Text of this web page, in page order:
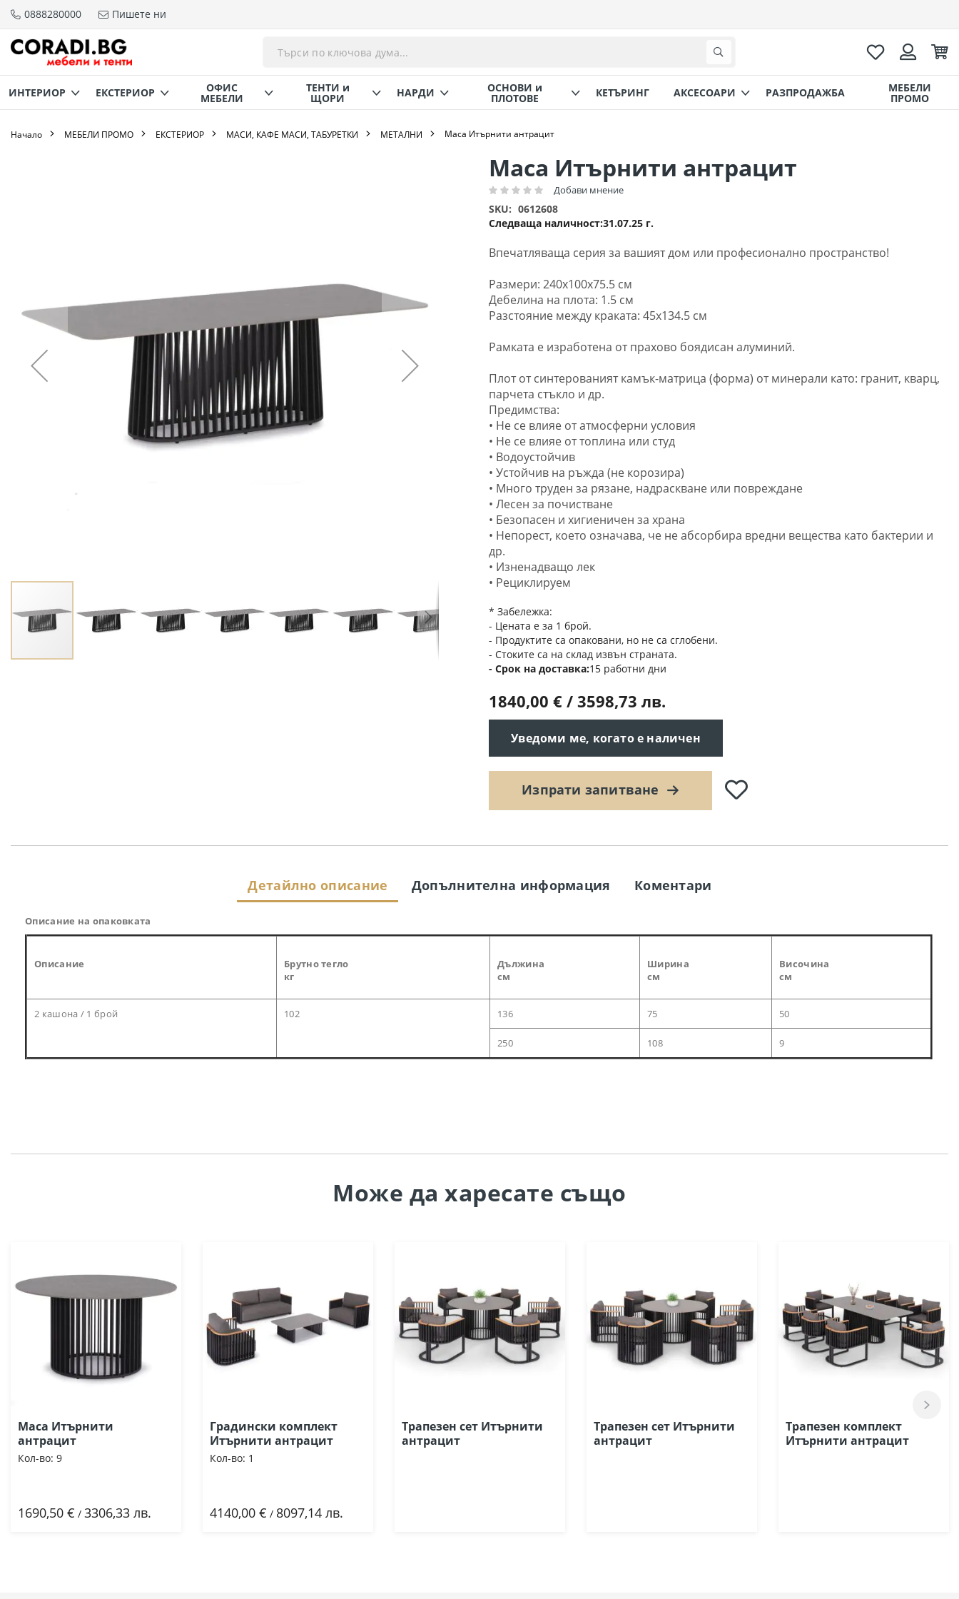
Прескачане
съдържанието
0888280000 Пишете ни
Любими
ИНТЕРИОР ЕКСТЕРИОР ОФИС
МЕБЕЛИ
ТЕНТИ и
ЩОРИ НАРДИ ОСНОВИ и
ПЛОТОВЕ КЕТЪРИНГ AКСЕСОАРИ РАЗПРОДАЖБА МЕБЕЛИ
ПРОМО
Начало МЕБЕЛИ ПРОМО ЕКСТЕРИОР МАСИ, КАФЕ МАСИ, ТАБУРЕТКИ МЕТАЛНИ Маса Итърнити антрацит
Маса Итърнити антрацит
Рейтинг: Добави мнение
SKU
0612608
Следваща наличност 31.07.25 г.
Впечатляваща серия за вашият дом или професионално пространство!
Размери:240x100x75.5 см
Дебелина на плота: 1.5 см
Разстояние между краката: 45x134.5 см
Рамката е изработена от прахово боядисан алуминий.
Плот от синтерованият камък-матрица (форма) от минерали като: гранит, кварц,
парчета стъкло и др.
Предимства:
• Не се влияе от атмосферни условия
• Не се влияе от топлина или студ
• Водоустойчив
• Устойчив на ръжда (не корозира)
• Много труден за рязане, надраскване или повреждане
• Лесен за почистване
• Безопасен и хигиеничен за храна
• Непорест, което означава, че не абсорбира вредни вещества като бактерии и
др.
• Изненадващо лек
• Рециклируем
* Забележка:
- Цената е за 1 брой.
- Продуктите са опаковани, но не са сглобени.
- Стоките са на склад извън страната.
Срок на доставка 15 работни дни
1840,00 € / 3598,73 лв.
Уведоми ме, когато е наличен
Изпрати запитване
Детайлно описание
Описание на опаковката
Описание
Брутно тегло
кг
Дължина
см
Ширина
см
Височина
см
2 кашона / 1 брой 102 136 75 50
250 108 9
Допълнителна информация Коментари
Може да харесате също
Маса Итърнити
антрацит
Кол-во: 9
1690,50 € / 3306,33 лв.
Добави
Градински комплект
Итърнити антрацит
Кол-во: 1
4140,00 € / 8097,14 лв.
Добави
Трапезен сет Итърнити
антрацит
Трапезен сет Итърнити
антрацит
Трапезен комплект
Итърнити антрацит